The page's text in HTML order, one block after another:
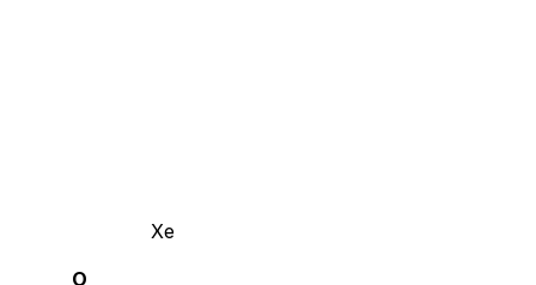
Xe
O